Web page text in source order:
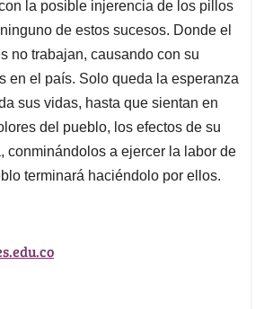
la posible injerencia de los pillos
de estos sucesos. Donde el
no trabajan, causando con su
en el país. Solo queda la esperanza
sus vidas, hasta que sientan en
del pueblo, los efectos de su
conminándolos a ejercer la labor de
terminará haciéndolo por ellos.